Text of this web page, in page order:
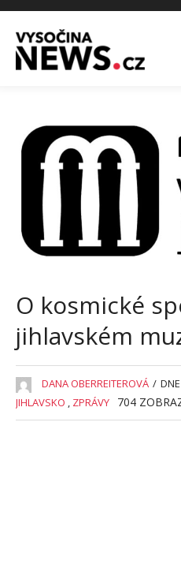
O kosmické
jihlavském
DANA OBERREITEROVÁ /
JIHLAVSKO , ZPRÁVY 704